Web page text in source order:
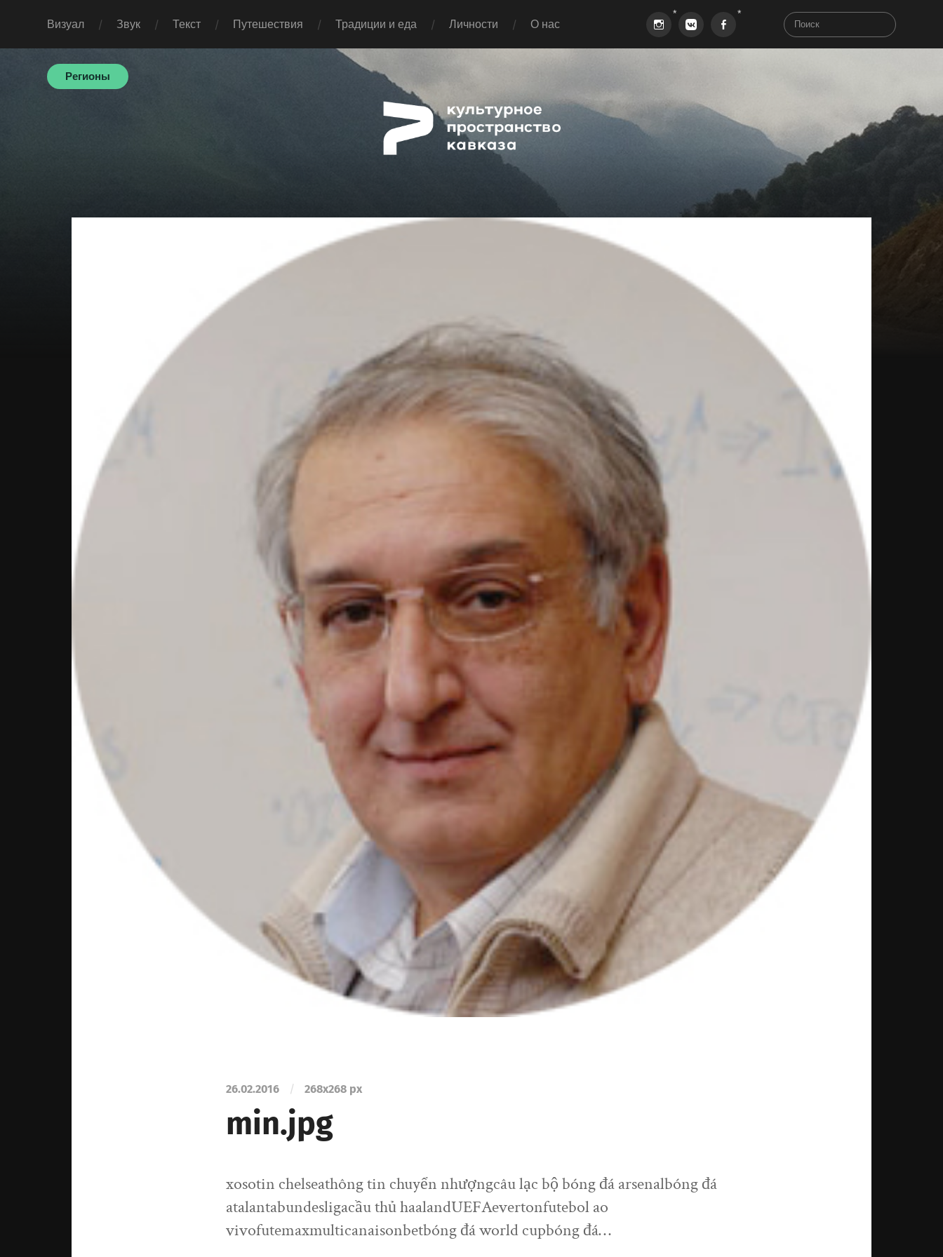
Визуал Звук Текст Путешествия
Регионы
Традиции и еда Личности О нас Instagram
VK Facebook
Papaha
26.02.2016 / 268x268 px
min.jpg
xosotin chelseathông tin chuyển nhượngcâu lạc bộ bóng đá arsenalbóng đá
atalantabundesligacầu thủ haalandUEFAevertonfutebol ao
vivofutemaxmulticanaisonbetbóng đá world cupbóng đá…